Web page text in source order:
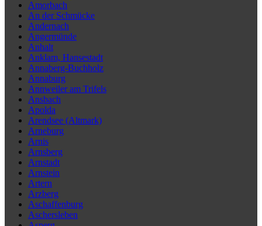
Amorbach
An der Schmücke
Andernach
Angermünde
Anhalt
Anklam, Hansestadt
Annaberg-Buchholz
Annaburg
Annweiler am Trifels
Ansbach
Apolda
Arendsee (Altmark)
Arneburg
Arnis
Arnsberg
Arnstadt
Arnstein
Artern
Arzberg
Aschaffenburg
Aschersleben